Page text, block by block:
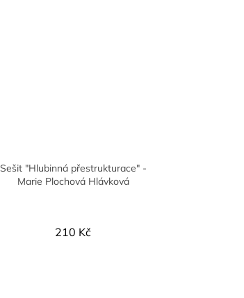
Sešit "Hlubinná přestrukturace" -
Marie Plochová Hlávková
210 Kč